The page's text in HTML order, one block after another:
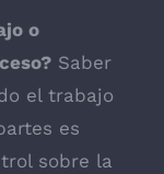
o
Saber
el trabajo
es
sobre la